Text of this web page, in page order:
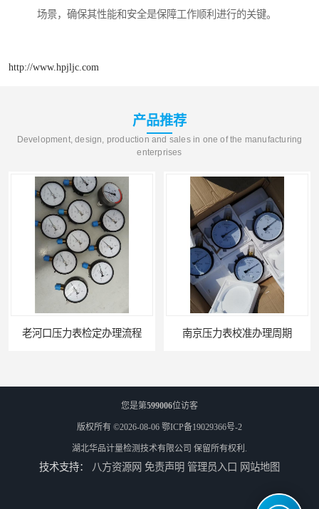
场景，确保其性能和安全是保障工作顺利进行的关键。
http://www.hpjljc.com
产品推荐
Development, design, production and sales in one of the manufacturing
enterprises
老河口压力表检定办理流程 南京压力表校准办理周期
您是第599006位访客
版权所有 ©2026-08-06 鄂ICP备19029366号-2
湖北华品计量检测技术有限公司 保留所有权利.
技术支持： 八方资源网 免责声明 管理员入口 网站地图